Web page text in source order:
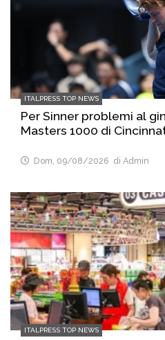
ITALPRESS TOP NEWS
Per Sinner problemi al
Masters 1000 di
Dom, 09/08/2026 di Admin
ITALPRESS TOP NEWS